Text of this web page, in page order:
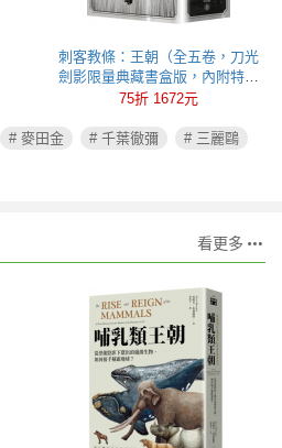
刺客教條：王朝（全五卷，刀光
劍影限量典藏書盒版，內附特製
刺客水墨古風海報）
75折 1672元
# 麥田金 # 千葉徹彌
# 三麗鷗
看更多